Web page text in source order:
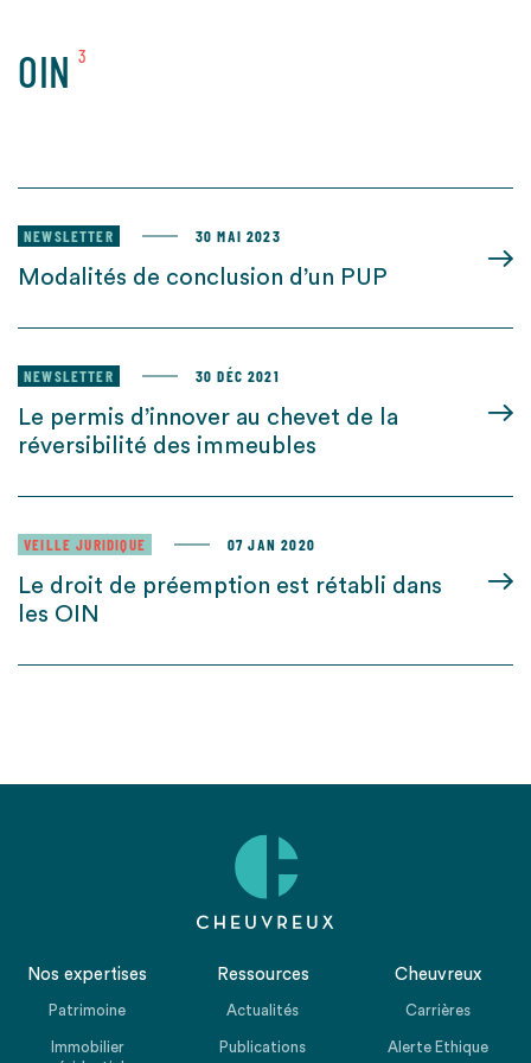
OIN 3
NEWSLETTER 30 MAI 2023
Modalités de conclusion d’un PUP
NEWSLETTER 30 DÉC 2021
Le permis d’innover au chevet de la
réversibilité des immeubles
VEILLE JURIDIQUE 07 JAN 2020
Le droit de préemption est rétabli dans
les OIN
Nos expertises
Patrimoine
Immobilier
Ressources
Actualités
Publications
Cheuvreux
Carrières
Alerte Ethique